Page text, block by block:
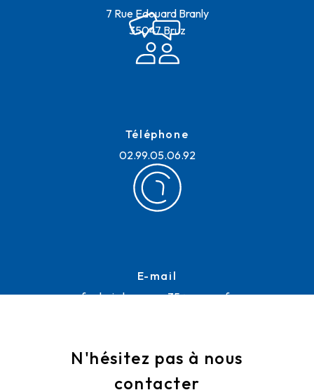
7 Rue Edouard Branly
35047 Bruz
Téléphone
02.99.05.06.92
E-mail
frederic.lemoussu35@orange.fr
N'hésitez pas à nous
contacter